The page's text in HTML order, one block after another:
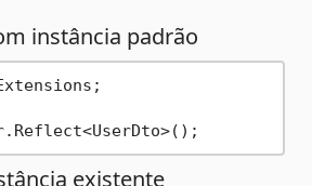
instância padrão
existente